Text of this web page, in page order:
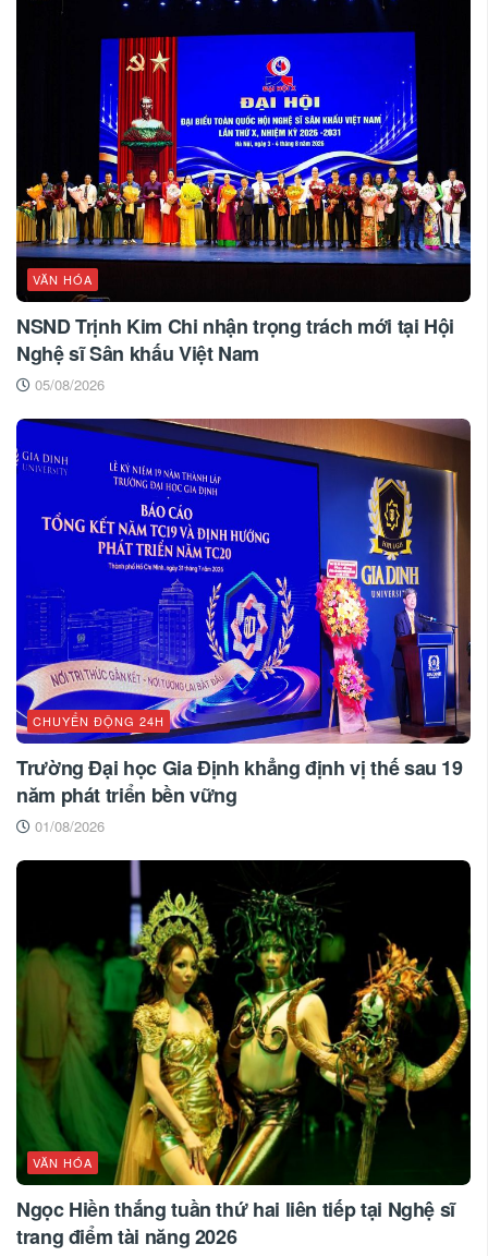
VĂN HÓA
NSND Trịnh Kim Chi nhận trọng trách mới tại Hội
Nghệ sĩ Sân khấu Việt Nam
05/08/2026
CHUYỂN ĐỘNG 24H
Trường Đại học Gia Định khẳng định vị thế sau 19
năm phát triển bền vững
01/08/2026
VĂN HÓA
Ngọc Hiền thắng tuần thứ hai liên tiếp tại Nghệ sĩ
trang điểm tài năng 2026